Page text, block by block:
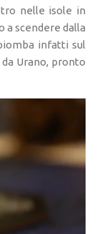
nelle isole in
a scendere dalla
infatti sul
Urano, pronto